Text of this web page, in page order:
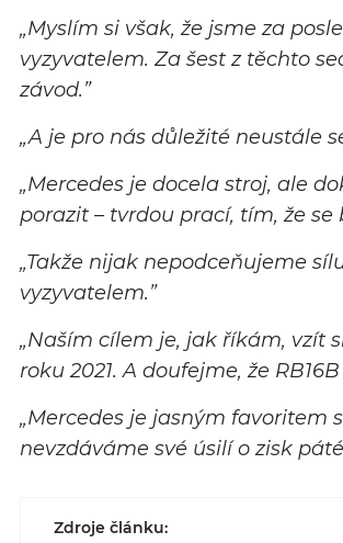
„Myslím si však, že jsme za
vyzyvatelem. Za šest z těchto
závod.”
„A je pro nás důležité neustále
„Mercedes je docela stroj, ale
porazit – tvrdou prací, tím, že
„Takže nijak nepodceňujeme
vyzyvatelem.”
„Naším cílem je, jak říkám, vzít
roku 2021. A doufejme, že
„Mercedes je jasným favoritem
nevzdáváme své úsilí o zisk
Zdroje článku: